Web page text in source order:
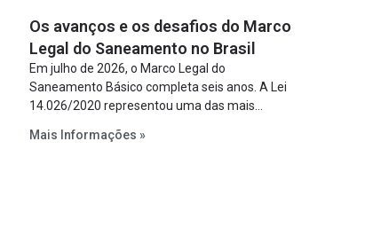
Lei de Concessões, a figura é facultativa e
sujeita a uma escolha racional de projeto a
projeto.
Os avanços e os desafios do Marco
Legal do Saneamento no Brasil
Em julho de 2026, o Marco Legal do
Saneamento Básico completa seis anos. A Lei
14.026/2020 representou uma das mais
estabelecer metas claras para a
Mais Informações »